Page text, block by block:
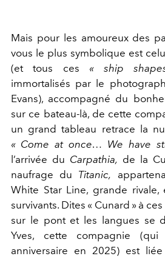
Mais pour les amoureux des
vous le plus symbolique est
(et tous ces « ship
immortalisés par le
Evans), accompagné du
sur ce bateau-là, de cette
un grand tableau retrace la
« Come at once… We have
l’arrivée du Carpathia, de la
naufrage du Titanic,
White Star Line, grande rivale,
survivants. Dites « Cunard » à
sur le pont et les langues se
Yves, cette compagnie
anniversaire en 2025) est